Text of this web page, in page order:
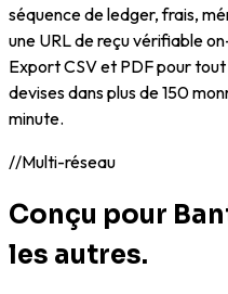
séquence de ledger, frais,
une URL de reçu vérifiable
Export CSV et PDF pour
devises dans plus de 150
minute.
//Multi-réseau
Conçu pour
les autres.